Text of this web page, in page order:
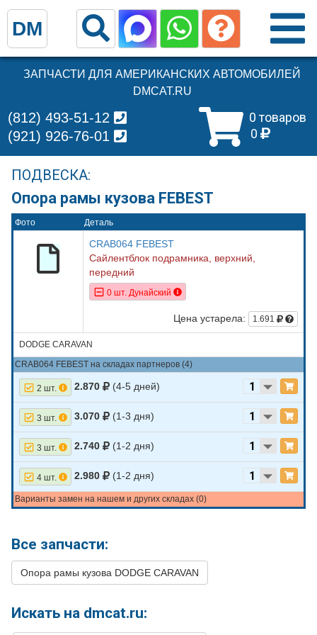
ЗАПЧАСТИ ДЛЯ АМЕРИКАНСКИХ АВТОМОБИЛЕЙ
DMCAT.RU
0 товаров
0
(812) 493-51-12
(921) 926-76-01
ПОДВЕСКА:
Опора рамы кузова FEBEST
Фото Деталь
CRAB064 FEBEST
Сайлентблок подрамника, верхний,
передний
0 шт. Дунайский
Цена устарела: 1.691
DODGE CARAVAN
CRAB064 FEBEST на складах партнеров (4)
2 шт. 2.870 (4-5 дней)
3 шт. 3.070 (1-3 дня)
3 шт. 2.740 (1-2 дня)
4 шт. 2.980 (1-2 дня)
Варианты замен на нашем и других складах (0)
Все запчасти:
Опора рамы кузова DODGE CARAVAN
Искать на dmcat.ru:
DM